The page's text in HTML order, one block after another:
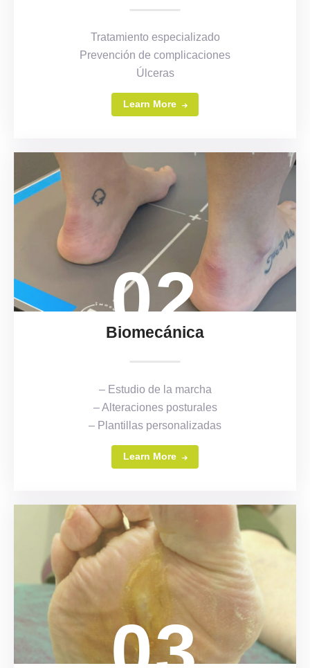
Tratamiento especializado
Prevención de complicaciones
Úlceras
Learn More
02
Biomecánica
– Estudio de la marcha
– Alteraciones posturales
– Plantillas personalizadas
Learn More
03